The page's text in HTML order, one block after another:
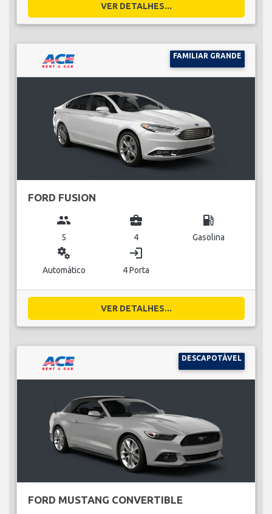
VER DETALHES...
FAMILIAR GRANDE
FORD FUSION
group
5
business_center
4
local_gas_station
Gasolina
miscellaneous_services
Automático
login
4 Porta
VER DETALHES...
DESCAPOTÁVEL
FORD MUSTANG CONVERTIBLE